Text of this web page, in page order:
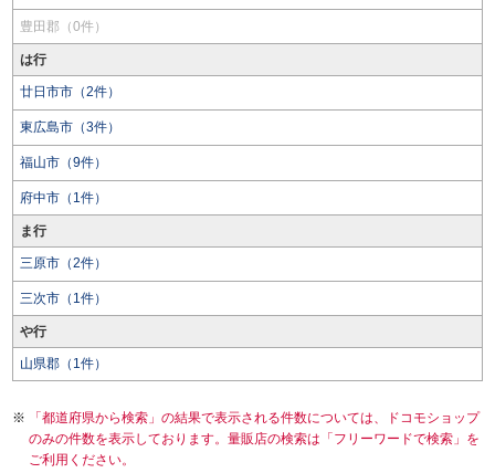
豊田郡（0件）
は行
廿日市市（2件）
東広島市（3件）
福山市（9件）
府中市（1件）
ま行
三原市（2件）
三次市（1件）
や行
山県郡（1件）
「都道府県から検索」の結果で表示される件数については、ドコモショップ
のみの件数を表示しております。量販店の検索は「フリーワードで検索」を
ご利用ください。